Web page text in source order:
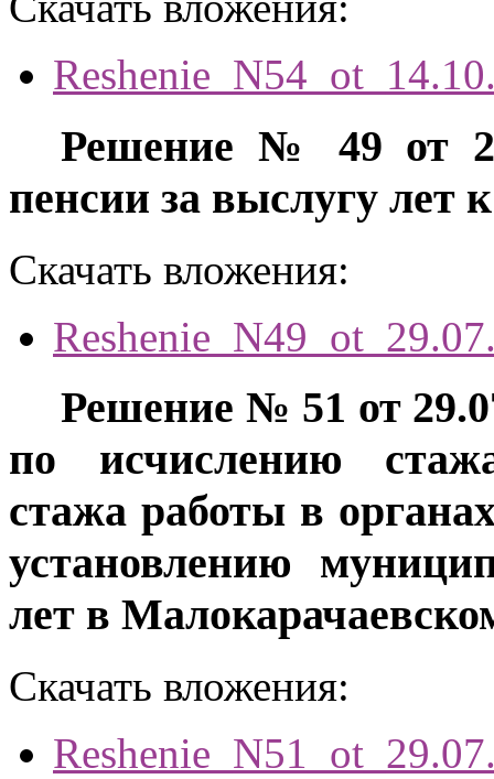
Решение № 49 от
пенсии за выслугу лет
Скачать вложения:
Решение № 51 от
по исчислению
стажа работы в
установлению
лет в
Скачать вложения: